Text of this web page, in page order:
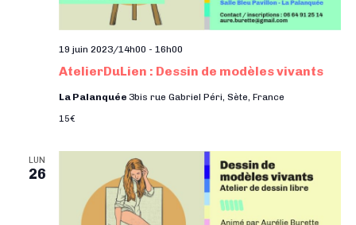
AtelierDuLien : Dessin de modèles vivants
19 juin 2023/14h00 - 16h00
La Palanquée 3bis rue Gabriel Péri, Sète, France
15€
LUN
26